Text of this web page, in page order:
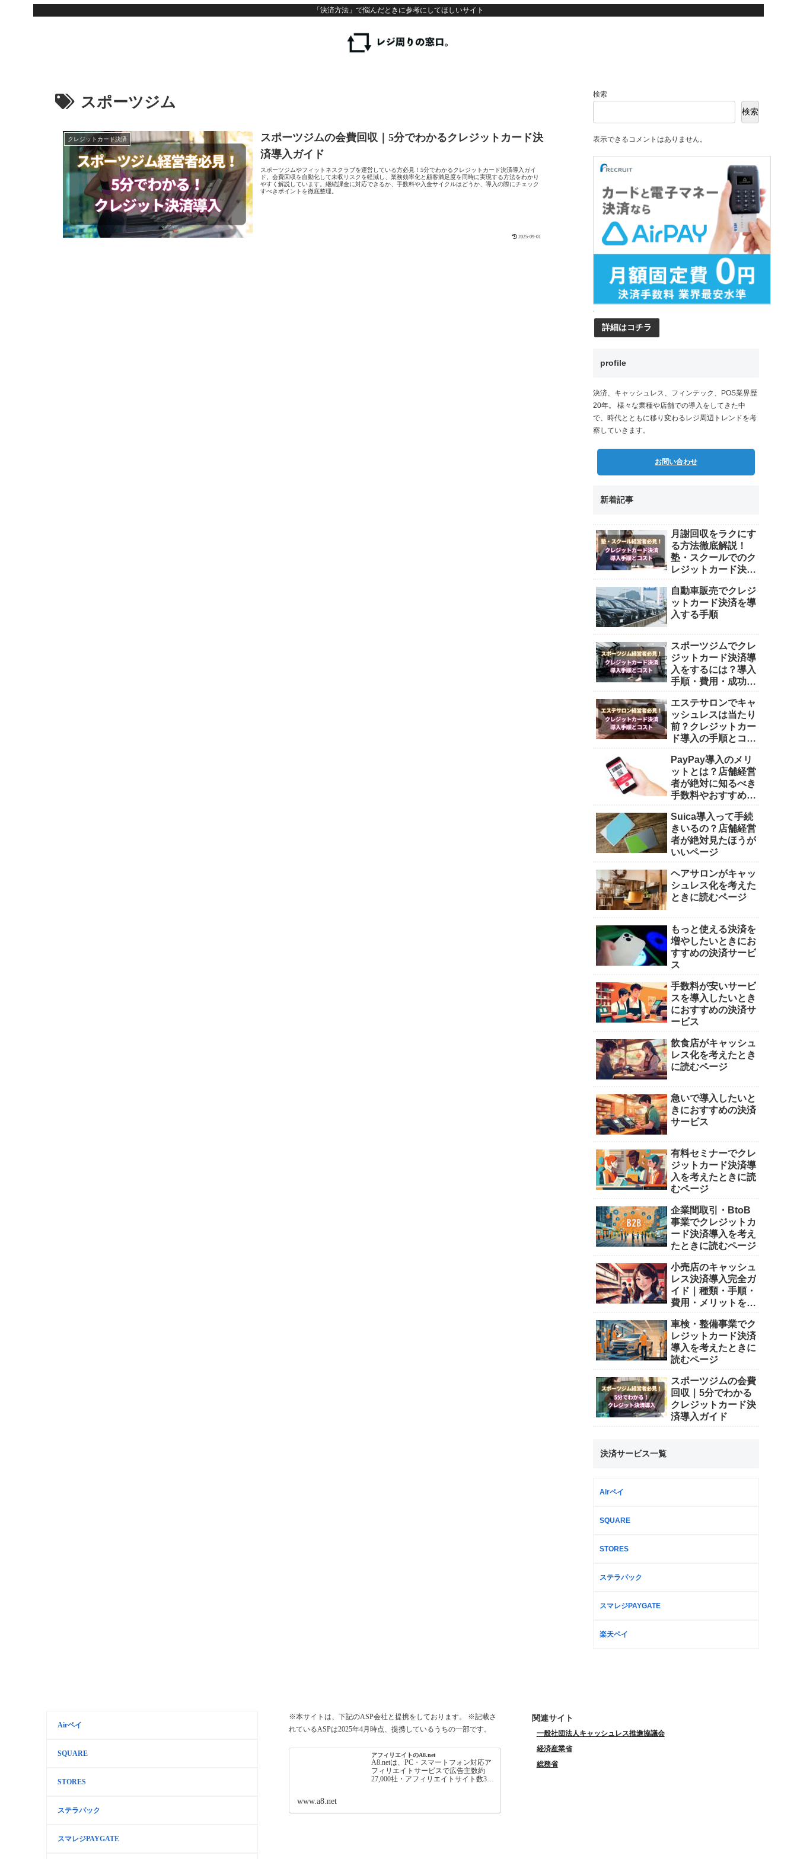
「決済方法」で悩んだときに参考にしてほしいサイト
スポーツジム
クレジットカード決済
スポーツジムの会費回収｜5分でわかるクレジットカード決
済導入ガイド
スポーツジムやフィットネスクラブを運営している方必見！5分でわかるクレジットカード決済導入ガイ
ド。会費回収を自動化して未収リスクを軽減し、業務効率化と顧客満足度を同時に実現する方法をわかり
やすく解説しています。継続課金に対応できるか、手数料や入金サイクルはどうか、導入の際にチェック
すべきポイントを徹底整理。
2025-09-01
検索
検索
表示できるコメントはありません。
詳細はコチラ
profile
決済、キャッシュレス、フィンテック、POS業界歴
20年。 様々な業種や店舗での導入をしてきた中
で、時代とともに移り変わるレジ周辺トレンドを考
察していきます。
お問い合わせ
新着記事
月謝回収をラクにす
る方法徹底解説！
塾・スクールでのク
レジットカード決済
自動車販売でクレジ
ットカード決済を導
入する手順
スポーツジムでクレ
ジットカード決済導
入をするには？導入
手順・費用・成功の
説！
エステサロンでキャ
ッシュレスは当たり
前？クレジットカー
ド導入の手順とコス
PayPay導入のメリ
ットとは？店舗経営
者が絶対に知るべき
手数料やおすすめ決
Suica導入って手続
きいるの？店舗経営
者が絶対見たほうが
いいページ
ヘアサロンがキャッ
シュレス化を考えた
ときに読むページ
もっと使える決済を
増やしたいときにお
すすめの決済サービ
ス
手数料が安いサービ
スを導入したいとき
におすすめの決済サ
ービス
飲食店がキャッシュ
レス化を考えたとき
に読むページ
急いで導入したいと
きにおすすめの決済
サービス
有料セミナーでクレ
ジットカード決済導
入を考えたときに読
むページ
企業間取引・BtoB
事業でクレジットカ
ード決済導入を考え
たときに読むページ
小売店のキャッシュ
レス決済導入完全ガ
イド｜種類・手順・
費用・メリットを詳
車検・整備事業でク
レジットカード決済
導入を考えたときに
読むページ
スポーツジムの会費
回収｜5分でわかる
クレジットカード決
済導入ガイド
決済サービス一覧
Airペイ
SQUARE
STORES
ステラパック
スマレジPAYGATE
楽天ペイ
Airペイ
SQUARE
STORES
ステラパック
スマレジPAYGATE
※本サイトは、下記のASP会社と提携をしております。 ※記載さ
れているASPは2025年4月時点、提携しているうちの一部です。
アフィリエイトのA8.net
A8.netは、PC・スマートフォン対応ア
フィリエイトサービスで広告主数約
27,000社・アフィリエイトサイト数360
す。
www.a8.net
関連サイト
一般社団法人キャッシュレス推進協議会
経済産業省
総務省